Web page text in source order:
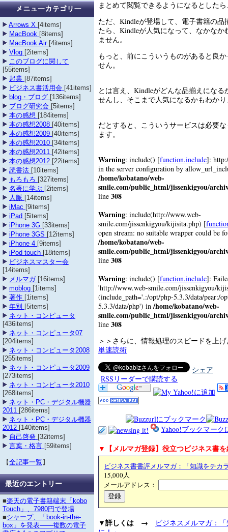
まとめて閲覧できるようになるとした
ただ、Kindleが登場して、電子書籍の品
たら、Kindleが人気になって、なかなか
ません。
もっと、前にこういうものがあると良
せん。
とは言え、Kindleがどんな品揃えになる
せんし、そこまで人気になるかもわか
だとすると、こういうサービスは必要
ます。
Warning: include() [function.include]:
in the server configuration by
/home/kobatano/web-
smile.com/public_html/jissenkigyou/
line 308
Warning: include(http://www.web-
smile.com/jissenkigyou/kijisita.php) [
open stream: no suitable wrapper could be
/home/kobatano/web-
smile.com/public_html/jissenkigyou/
line 308
Warning: include() [function.include]:
'http://www.web-smile.com/jissenkigyou/
(include_path='.:/opt/php-5.3.3/data/pear:/
5.3.3/data/php') in /home/kobatano/web-
smile.com/public_html/jissenkigyou/
line 308
＞＞さらに、情報処理のスピードを
単速読術
シェア
RSSリーダーで購読する
Yahoo!ブックマーク
▼【メルマガ登録】役立つビジネス書
ビジネス書書評メルマガ：「知識をチカ
15,000人
メールアドレス：
▼詳しくは →
ビジネスメルマガ：
Arrows X [4items]
MacBook [8items]
MacBook Air [4items]
Vlog [2items]
このブログに関して
[55items]
起業 [87items]
ビジネス書活用会 [41items]
blog・ブログ [136items]
ブログ研究会 [5items]
本の感想 [184items]
本の感想2008 [40items]
本の感想2009 [40items]
本の感想2010 [34items]
本の感想2011 [42items]
本の感想2012 [22items]
読書法 [10items]
もろもろ [327items]
名著に学ぶ [2items]
人脈 [14items]
iMac [9items]
iPad [5items]
iPhone 3G [33items]
iPhone 3GS [12items]
iPhone 4 [9items]
iPod touch [18items]
ビジネスマスター会
[14items]
メルマガ [16items]
moblog [1items]
著作 [1items]
年別 [5items]
ネット・コンピュータ
[436items]
ネット・コンピュータ07
[204items]
ネット・コンピュータ2008
[255items]
ネット・コンピュータ2009
[273items]
ネット・コンピュータ2010
[268items]
ネット・PC・デジタル機器
2011 [286items]
ネット・PC・デジタル機器
2012 [140items]
自己啓発 [32items]
言葉・格言 [59items]
【全記事一覧 】
最近のエントリー
■楽天の電子書籍端末「kobo
Touch」、7980円で登場
■シャープ、「book-in-the-
box」を発表――複数の電子